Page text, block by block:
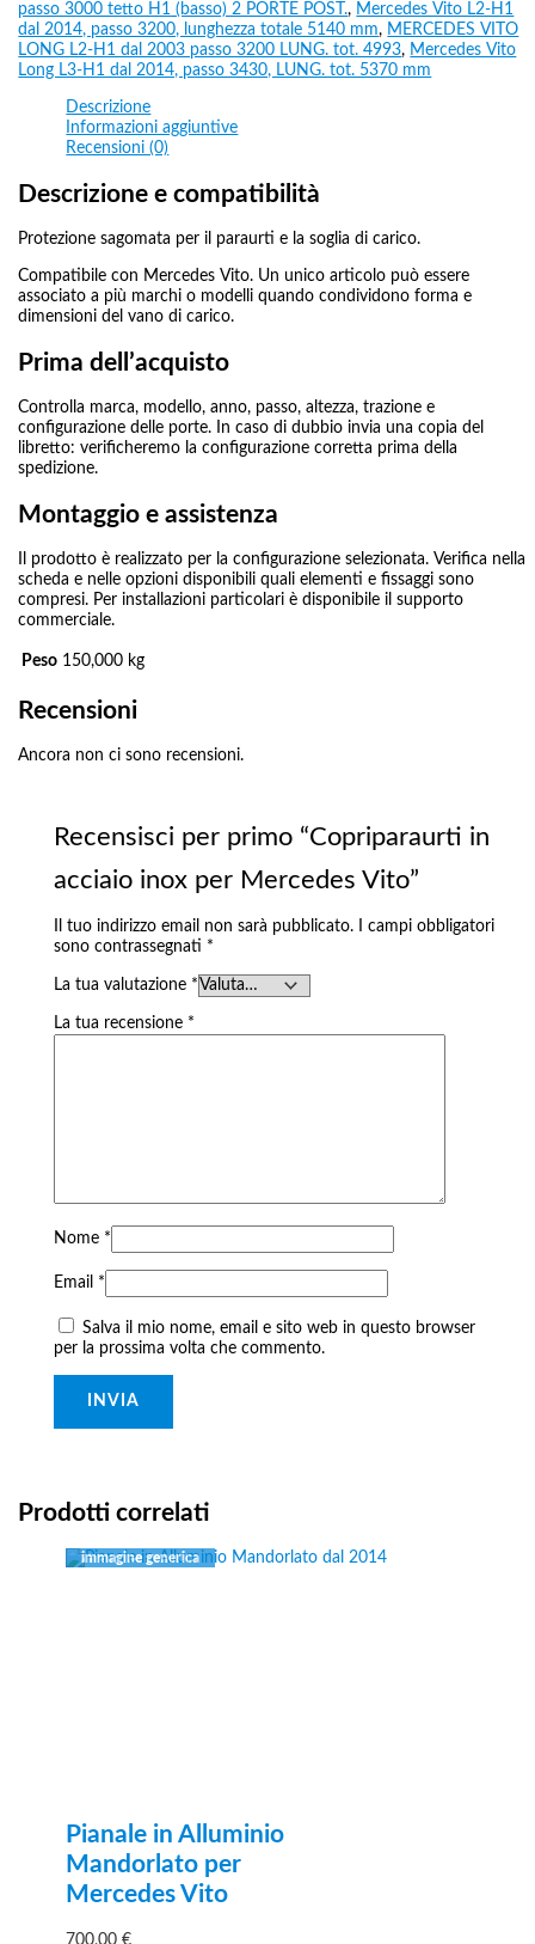
passo 3000 tetto H1 (basso) 2 PORTE POST., Mercedes Vito L2-H1
dal 2014, passo 3200, lunghezza totale 5140 mm, MERCEDES VITO
LONG L2-H1 dal 2003 passo 3200 LUNG. tot. 4993, Mercedes Vito
Long L3-H1 dal 2014, passo 3430, LUNG. tot. 5370 mm
Descrizione
Informazioni aggiuntive
Recensioni (0)
Descrizione e compatibilità
Protezione sagomata per il paraurti e la soglia di carico.
Compatibile con Mercedes Vito. Un unico articolo può essere
associato a più marchi o modelli quando condividono forma e
dimensioni del vano di carico.
Prima dell’acquisto
Controlla marca, modello, anno, passo, altezza, trazione e
configurazione delle porte. In caso di dubbio invia una copia del
libretto: verificheremo la configurazione corretta prima della
spedizione.
Montaggio e assistenza
Il prodotto è realizzato per la configurazione selezionata. Verifica nella
scheda e nelle opzioni disponibili quali elementi e fissaggi sono
compresi. Per installazioni particolari è disponibile il supporto
commerciale.
Peso 150,000 kg
Recensioni
Ancora non ci sono recensioni.
Recensisci per primo “Copriparaurti in
acciaio inox per Mercedes Vito”
Il tuo indirizzo email non sarà pubblicato.
I campi obbligatori
sono contrassegnati *
La tua valutazione *
La tua recensione *
Nome *
Email *
Salva il mio nome, email e sito web in questo browser
per la prossima volta che commento.
Prodotti correlati
Pianale in Alluminio
Mandorlato per
Mercedes Vito
700,00€